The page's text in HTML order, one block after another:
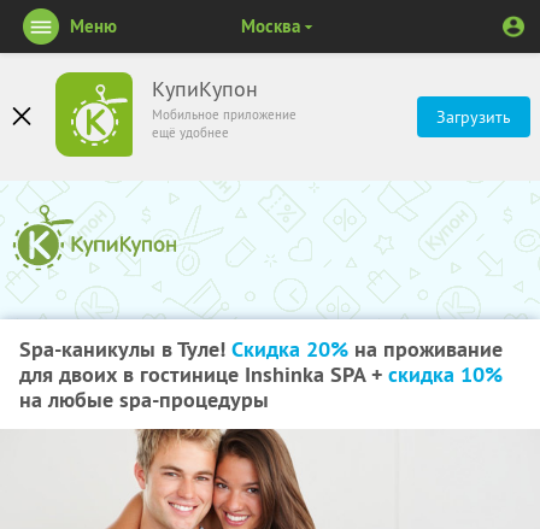
КупиКупон
Мобильное приложение
ещё удобнее
Загрузить
Меню Москва
Spa-каникулы в Туле! Скидка 20% на проживание
для двоих в гостинице Inshinka SPA + скидка 10%
на любые spa-процедуры